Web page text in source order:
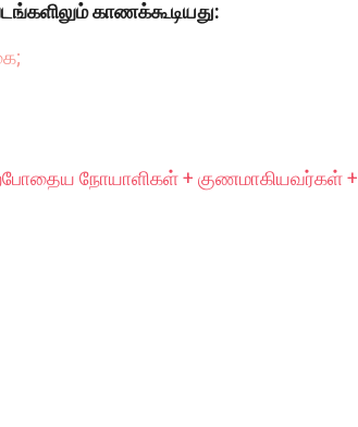
காணக்கூடியது:
நோயாளிகள் + குணமாகியவர்கள் +